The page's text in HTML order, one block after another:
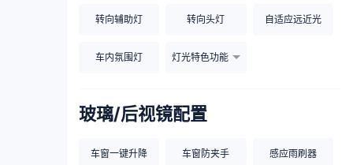
转向辅助灯 转向头灯 自适应远近光
车内氛围灯 灯光特色功能
玻璃/后视镜配置
车窗一键升降 车窗防夹手 感应雨刷器